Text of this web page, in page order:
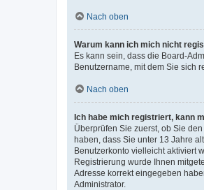
Nach oben
Warum kann ich mich nicht
Es kann sein, dass die Board-
Benutzername, mit dem Sie sich
Nach oben
Ich habe mich registriert, kann
Überprüfen Sie zuerst, ob Sie
haben, dass Sie unter 13 Jahre
Benutzerkonto vielleicht aktiviert
Registrierung wurde Ihnen
Adresse korrekt eingegeben
Administrator.